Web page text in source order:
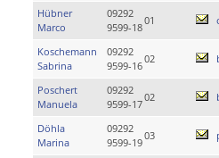
Hübner
Marco
09292
9599-18
01
Koschemann
Sabrina
09292
9599-16
02
Poschert
Manuela
09292
9599-17
02
Döhla
Marina
09292
9599-19
03